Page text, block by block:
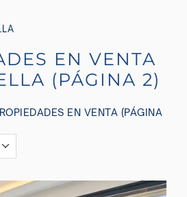
EN VENTA
(PÁGINA 2)
EN VENTA (PÁGINA